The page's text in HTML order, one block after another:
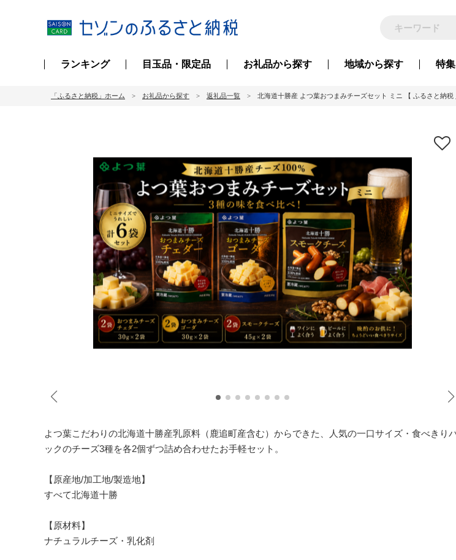
ランキング 目玉品・限定品 お礼品から探す 地域から探す 特集
「ふるさと納税」ホーム お礼品から探す 返礼品一覧 北海道十勝産 よつ葉おつまみチーズセット ミニ 【 ふるさと納
よつ葉こだわりの北海道十勝産乳原料（鹿追町産含む）からできた、人気の一口サイズ・食べきり
ックのチーズ3種を各2個ずつ詰め合わせたお手軽セット。
【原産地/加工地/製造地】
すべて北海道十勝
【原材料】
ナチュラルチーズ・乳化剤